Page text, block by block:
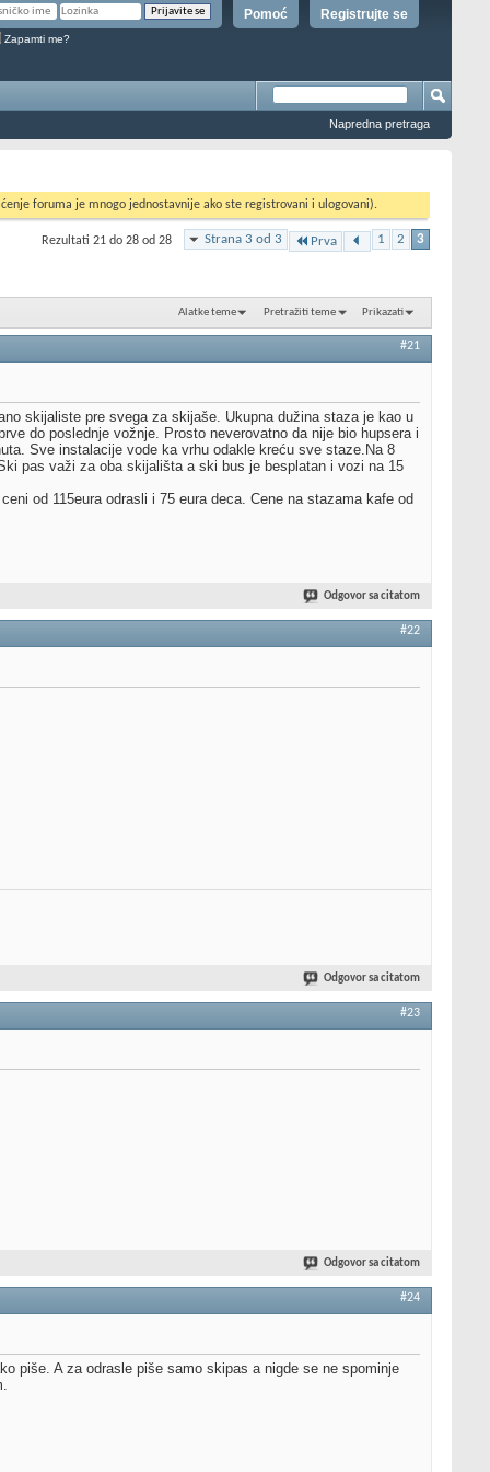
Registrujte se
Pomoć
Zapamti me?
Napredna pretraga
foruma je mnogo jednostavnije ako ste registrovani i ulogovani).
Strana 3 od 3 Prva 1 2 3
Rezultati 21 do 28 od 28
Alatke teme Pretražiti teme Prikazati
#21
skijaliste pre svega za skijaše. Ukupna dužina staza je kao u
do poslednje vožnje. Prosto neverovatno da nije bio hupsera i
Sve instalacije vode ka vrhu odakle kreću sve staze.Na 8
pas važi za oba skijališta a ski bus je besplatan i vozi na 15
od 115eura odrasli i 75 eura deca. Cene na stazama kafe od
Odgovor sa citatom
#22
Odgovor sa citatom
#23
Odgovor sa citatom
#24
piše. A za odrasle piše samo skipas a nigde se ne spominje